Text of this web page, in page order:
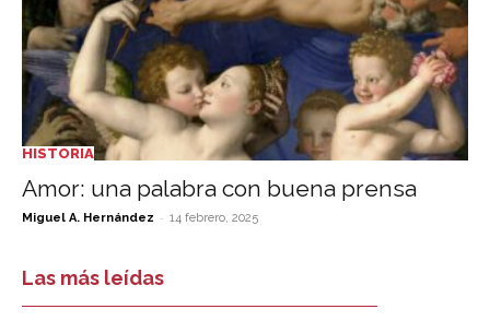
HISTORIA
Amor: una palabra con buena prensa
Miguel A. Hernández - 14 febrero, 2025
Las más leídas